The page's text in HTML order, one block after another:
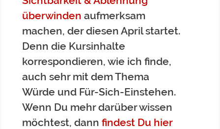
überwinden aufmerksam
machen, der diesen April startet.
Denn die Kursinhalte
korrespondieren, wie ich finde,
auch sehr mit dem Thema
Würde und Für-Sich-Einstehen.
Wenn Du mehr darüber wissen
möchtest, dann findest Du hier